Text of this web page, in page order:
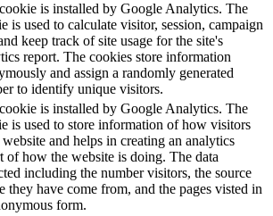
is installed by Google Analytics. The
is used to calculate visitor, session, campaign
keep track of site usage for the site's
report. The cookies store information
and assign a randomly generated
to identify unique visitors.
is installed by Google Analytics. The
is used to store information of how visitors
website and helps in creating an analytics
of how the website is doing. The data
including the number visitors, the source
they have come from, and the pages visted in
form.